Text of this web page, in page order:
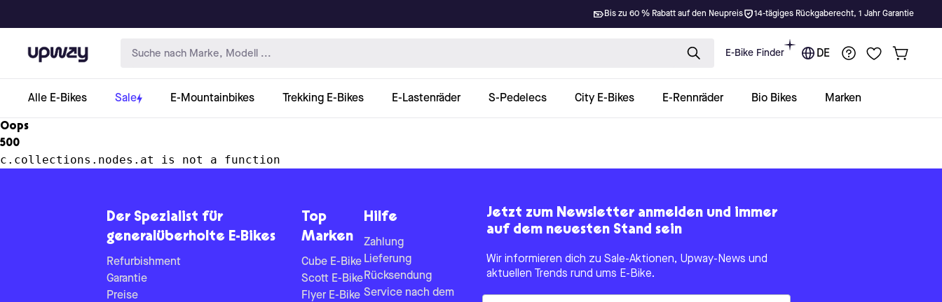
Bis zu 60 % Rabatt auf den Neupreis 14-tägiges Rückgaberecht, 1 Jahr Garantie
Upway E-Bike Finder DE
Alle E-Bikes Sale E-Mountainbikes Trekking E-Bikes E-Lastenräder S-Pedelecs City E-Bikes E-Rennräder Bio Bikes Marken
Oops
500
c.collections.nodes.at is not a function
Der Spezialist für
generalüberholte E-Bikes
Refurbishment
Garantie
Preise
Top
Marken
Cube E-Bike
Scott E-Bike
Flyer E-Bike
Hilfe
Zahlung
Lieferung
Rücksendung
Service nach dem
Jetzt zum Newsletter anmelden und immer
auf dem neuesten Stand sein
Wir informieren dich zu Sale-Aktionen, Upway-News und
aktuellen Trends rund ums E-Bike.